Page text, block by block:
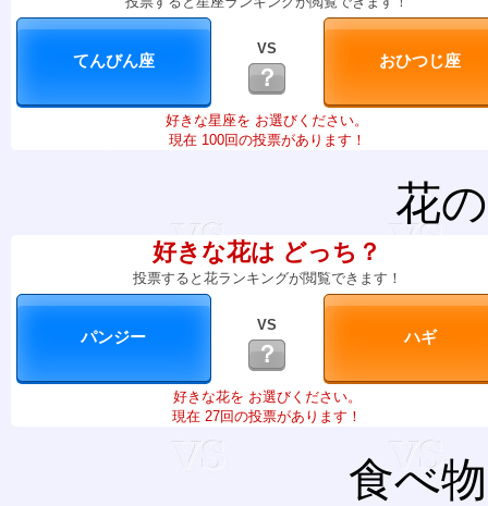
VS
？
好きな星座を お選びください。
現在 100回の投票があります！
花
好きな花は どっち？
投票すると花ランキングが閲覧できます！
VS
？
好きな花を お選びください。
現在 27回の投票があります！
食べ